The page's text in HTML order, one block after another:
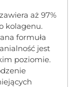
aż 97%
kolagenu.
formuła
jest
poziomie.